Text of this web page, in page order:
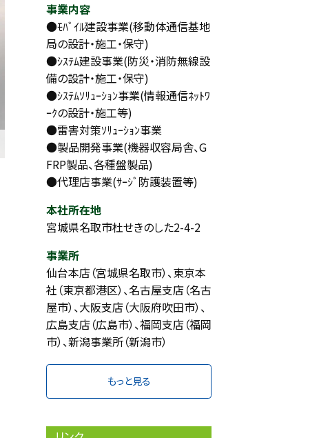
仙台本店外観
事業内容
●ﾓﾊﾞｲﾙ建設事業(移動体通信基地
局の設計・施工・保守)
●ｼｽﾃﾑ建設事業(防災・消防無線設
備の設計・施工・保守)
●ｼｽﾃﾑｿﾘｭｰｼｮﾝ事業(情報通信ﾈｯﾄﾜ
ｰｸの設計・施工等)
●雷害対策ｿﾘｭｰｼｮﾝ事業
●製品開発事業(機器収容局舎、G
FRP製品、各種盤製品)
●代理店事業(ｻｰｼﾞ防護装置等)
本社所在地
宮城県名取市杜せきのした2-4-2
事業所
仙台本店（宮城県名取市）、東京本
社（東京都港区）、名古屋支店（名古
屋市）、大阪支店（大阪府吹田市）、
広島支店（広島市）、福岡支店（福岡
市）、新潟事業所（新潟市）
もっと見る